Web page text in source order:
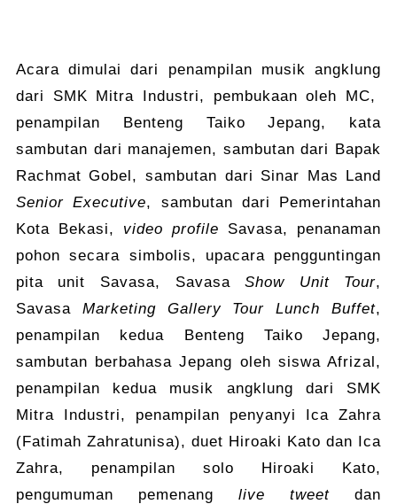
Acara dimulai dari penampilan musik angklung
dari SMK Mitra Industri, pembukaan oleh MC,
penampilan Benteng Taiko Jepang, kata
sambutan dari manajemen, sambutan dari Bapak
Rachmat Gobel, sambutan dari Sinar Mas Land
Senior Executive, sambutan dari Pemerintahan
Kota Bekasi, video profile Savasa, penanaman
pohon secara simbolis, upacara pengguntingan
pita unit Savasa, SavasaShow Unit Tour,
Savasa Marketing Gallery Tour Lunch Buffet,
penampilan kedua Benteng Taiko Jepang,
sambutan berbahasa Jepang oleh siswa Afrizal,
penampilan kedua musik angklung dari SMK
Mitra Industri, penampilan penyanyi Ica Zahra
(Fatimah Zahratunisa), duet Hiroaki Kato dan Ica
Zahra, penampilan solo Hiroaki Kato,
pengumuman pemenang live tweetdan